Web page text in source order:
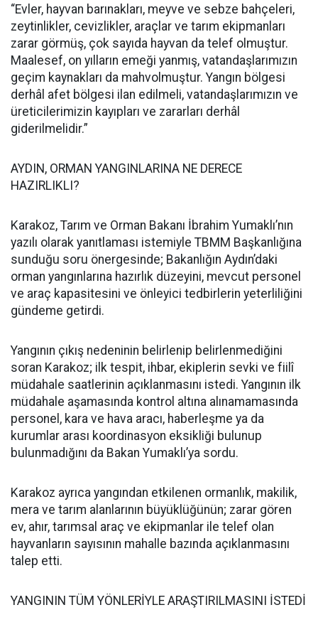
“Evler, hayvan barınakları, meyve ve sebze bahçeleri,
zeytinlikler, cevizlikler, araçlar ve tarım ekipmanları
zarar görmüş, çok sayıda hayvan da telef olmuştur.
Maalesef, on yılların emeği yanmış, vatandaşlarımızın
geçim kaynakları da mahvolmuştur. Yangın bölgesi
derhâl afet bölgesi ilan edilmeli, vatandaşlarımızın ve
üreticilerimizin kayıpları ve zararları derhâl
giderilmelidir.”
AYDIN, ORMAN YANGINLARINA NE DERECE
HAZIRLIKLI?
Karakoz, Tarım ve Orman Bakanı İbrahim Yumaklı’nın
yazılı olarak yanıtlaması istemiyle TBMM Başkanlığına
sunduğu soru önergesinde; Bakanlığın Aydın’daki
orman yangınlarına hazırlık düzeyini, mevcut personel
ve araç kapasitesini ve önleyici tedbirlerin yeterliliğini
gündeme getirdi.
Yangının çıkış nedeninin belirlenip belirlenmediğini
soran Karakoz; ilk tespit, ihbar, ekiplerin sevki ve fiilî
müdahale saatlerinin açıklanmasını istedi. Yangının ilk
müdahale aşamasında kontrol altına alınamamasında
personel, kara ve hava aracı, haberleşme ya da
kurumlar arası koordinasyon eksikliği bulunup
bulunmadığını da Bakan Yumaklı’ya sordu.
Karakoz ayrıca yangından etkilenen ormanlık, makilik,
mera ve tarım alanlarının büyüklüğünün; zarar gören
ev, ahır, tarımsal araç ve ekipmanlar ile telef olan
hayvanların sayısının mahalle bazında açıklanmasını
talep etti.
YANGININ TÜM YÖNLERİYLE ARAŞTIRILMASINI İSTEDİ